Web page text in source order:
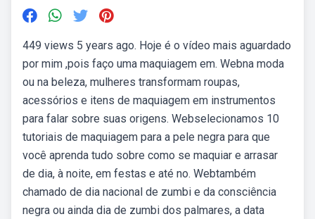
449 views 5 years ago. Hoje é o vídeo mais aguardado
por mim ,pois faço uma maquiagem em. Webna moda
ou na beleza, mulheres transformam roupas,
acessórios e itens de maquiagem em instrumentos
para falar sobre suas origens. Webselecionamos 10
tutoriais de maquiagem para a pele negra para que
você aprenda tudo sobre como se maquiar e arrasar
de dia, à noite, em festas e até no. Webtambém
chamado de dia nacional de zumbi e da consciência
negra ou ainda dia de zumbi dos palmares, a data